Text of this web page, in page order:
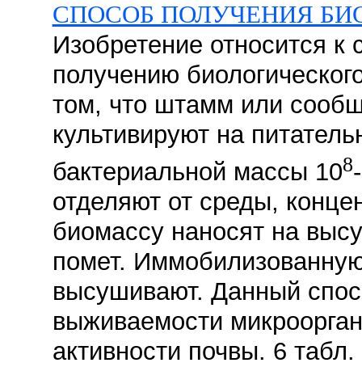
СПОСОБ ПОЛУЧЕНИЯ
Изобретение относится к
получению
том, что штамм или
культивируют на
бактериальной массы 108
отделяют от среды,
биомассу наносят на
помет.
высушивают. Данный
выживаемости
активности почвы. 6 табл.